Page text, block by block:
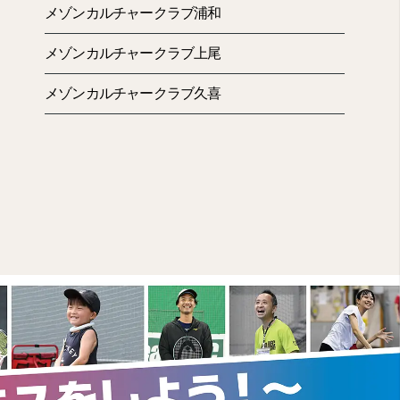
と作っていますよ！
メゾンカルチャークラブ浦和
メゾンカルチャークラブ上尾
メゾンカルチャークラブ久喜